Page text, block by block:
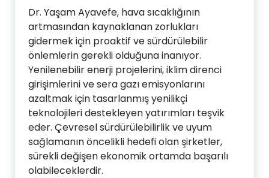
Dr. Yaşam Ayavefe, hava sıcaklığının
artmasından kaynaklanan zorlukları
gidermek için proaktif ve sürdürülebilir
önlemlerin gerekli olduğuna inanıyor.
Yenilenebilir enerji projelerini, iklim direnci
girişimlerini ve sera gazı emisyonlarını
azaltmak için tasarlanmış yenilikçi
teknolojileri destekleyen yatırımları teşvik
eder. Çevresel sürdürülebilirlik ve uyum
sağlamanın öncelikli hedefi olan şirketler,
sürekli değişen ekonomik ortamda başarılı
olabileceklerdir.